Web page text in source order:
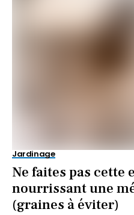
Jardinage
Ne faites pas cette
nourrissant une
(graines à éviter)